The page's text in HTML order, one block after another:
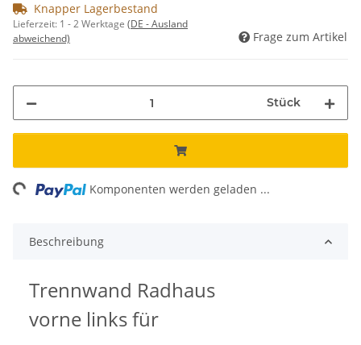
Knapper Lagerbestand
Lieferzeit: 1 - 2 Werktage (DE - Ausland
abweichend)
Frage zum Artikel
Stück
Komponenten werden geladen ...
Beschreibung
Trennwand Radhaus
vorne links für